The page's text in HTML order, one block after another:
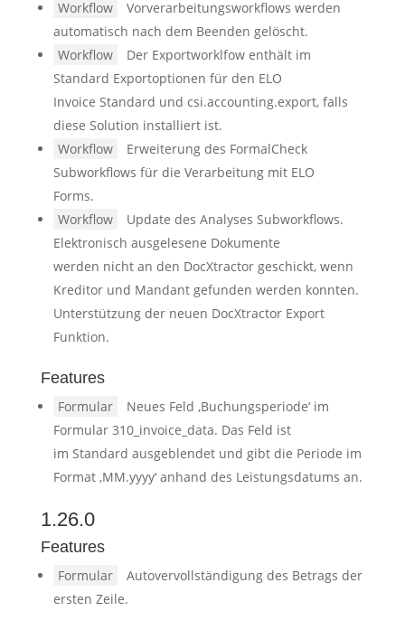
Workflow
Vorverarbeitungsworkflows werden
automatisch nach dem Beenden gelöscht.
Workflow
Der Exportworklfow enthält im
Standard Exportoptionen für den ELO
Invoice Standard und csi.accounting.export, falls
diese Solution installiert ist.
Workflow
Erweiterung des FormalCheck
Subworkflows für die Verarbeitung mit ELO
Forms.
Workflow
Update des Analyses Subworkflows.
Elektronisch ausgelesene Dokumente
werden nicht an den DocXtractor geschickt, wenn
Kreditor und Mandant gefunden werden konnten.
Unterstützung der neuen DocXtractor Export
Funktion.
Features
Formular
Neues Feld ‚Buchungsperiode‘ im
Formular 310_invoice_data. Das Feld ist
im Standard ausgeblendet und gibt die Periode im
Format ‚MM.yyyy‘ anhand des Leistungsdatums an.
1.26.0
Features
Formular
Autovervollständigung des Betrags der
ersten Zeile.